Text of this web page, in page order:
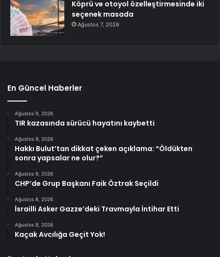
Köprü ve otoyol özelleştirmesinde iki
seçenek masada
Ağustos 7, 2026
En Güncel Haberler
Ağustos 9, 2026
TIR kazasında sürücü hayatını kaybetti
Ağustos 9, 2026
Hakkı Bulut’tan dikkat çeken açıklama: “Öldükten
sonra yapsalar ne olur?”
Ağustos 9, 2026
CHP’de Grup Başkanı Faik Öztrak Seçildi
Ağustos 8, 2026
İsrailli Asker Gazze’deki Travmayla İntihar Etti
Ağustos 8, 2026
Kaçak Avcılığa Geçit Yok!